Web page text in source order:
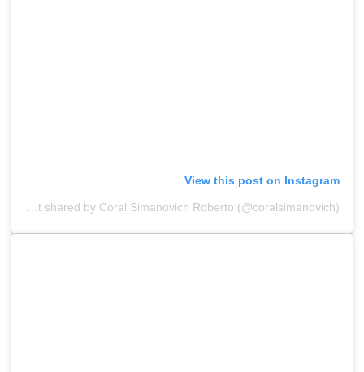
View this post on Instagram